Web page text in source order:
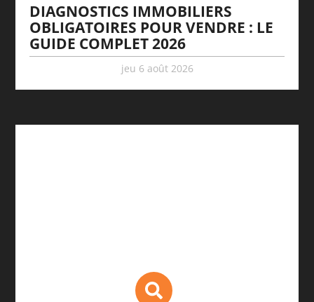
DIAGNOSTICS IMMOBILIERS
OBLIGATOIRES POUR VENDRE : LE
GUIDE COMPLET 2026
jeu 6 août 2026